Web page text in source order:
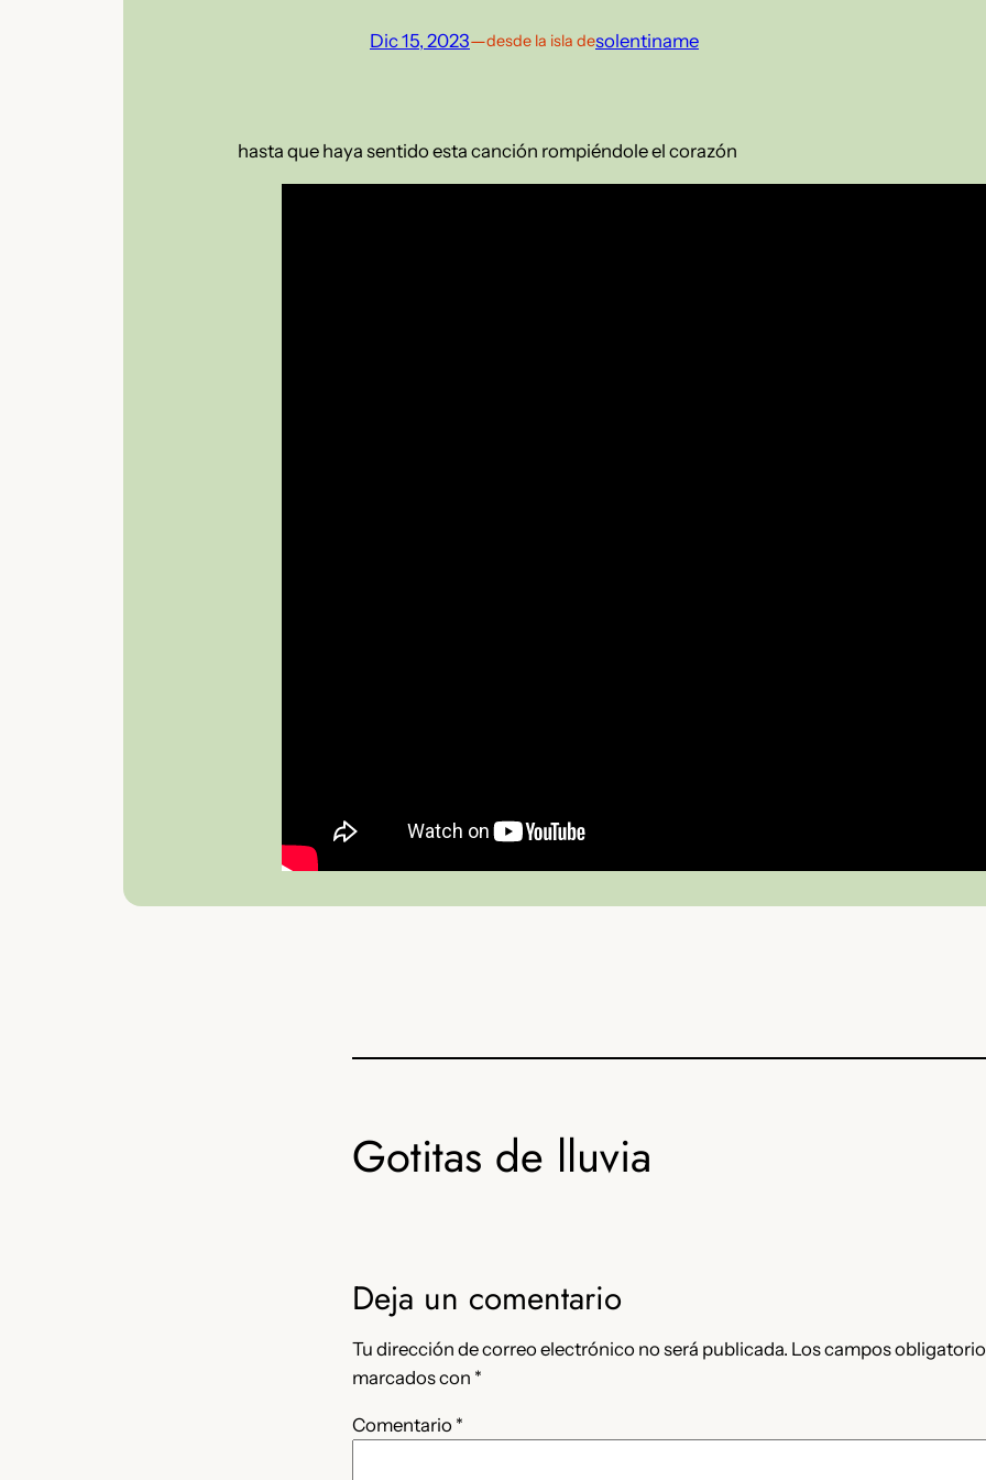
Dic 15, 2023—desde la isla desolentiname
hasta que haya sentido esta canción rompiéndole el corazón
Gotitas de lluvia
Deja un comentario
Tu dirección de correo electrónico no será publicada. Los campos
marcados con *
Comentario *